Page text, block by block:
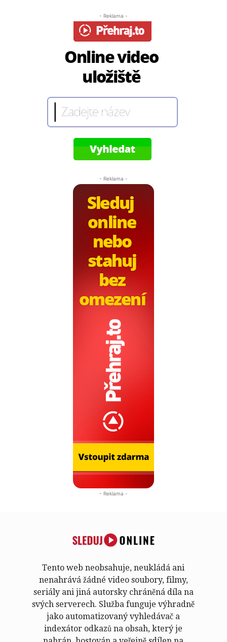
- Reklama -
- Reklama -
- Reklama -
Tento web neobsahuje, neukládá ani
nenahrává žádné video soubory, filmy,
seriály ani jiná autorsky chráněná díla na
svých serverech. Služba funguje výhradně
jako automatizovaný vyhledávač a
indexátor odkazů na obsah, který je